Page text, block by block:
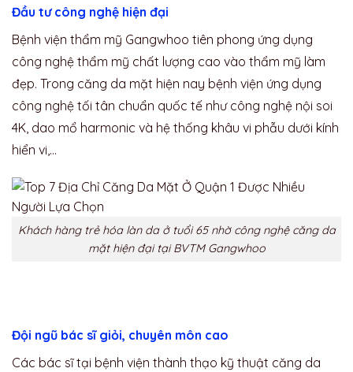
Đầu tư công nghệ hiện đại
Bệnh viện thẩm mỹ Gangwhoo tiên phong ứng dụng
công nghệ thẩm mỹ chất lượng cao vào thẩm mỹ làm
đẹp. Trong căng da mặt hiện nay bệnh viện ứng dụng
công nghệ tối tân chuẩn quốc tế như công nghệ nội soi
4K, dao mổ harmonic và hệ thống khâu vi phẫu dưới kính
hiển vi,…
Khách hàng trẻ hóa làn da ở tuổi 65 nhờ công nghệ căng da
mặt hiện đại tại BVTM Gangwhoo
Đội ngũ bác sĩ giỏi, chuyên môn cao
Các bác sĩ tại bệnh viện thành thạo kỹ thuật căng da